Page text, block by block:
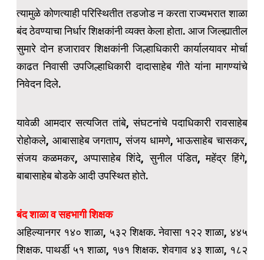
त्यामुळे कोणत्याही परिस्थितीत तडजोड न करता राज्यभरात शाळा
बंद ठेवण्याचा निर्धार शिक्षकांनी व्यक्त केला होता. आज जिल्ह्यातील
सुमारे दोन हजारावर शिक्षकांनी जिल्हाधिकारी कार्यालयावर मोर्चा
काढत निवासी उपजिल्हाधिकारी दादासाहेब गीते यांना मागण्यांचे
निवेदन दिले.
यावेळी आमदार सत्यजित तांबे, संघटनांचे पदाधिकारी रावसाहेब
रोहोकले, आबासाहेब जगताप, संजय धामणे, भाऊसाहेब चासकर,
संजय कळमकर, अप्पासाहेब शिंदे, सुनील पंडित, महेंद्र हिंगे,
बाबासाहेब बोडके आदी उपस्थित होते.
बंद शाळा व सहभागी शिक्षक
अहिल्यानगर १४० शाळा, ५३२ शिक्षक. नेवासा १२२ शाळा, ४४५
शिक्षक. पाथर्डी ५१ शाळा, १७१ शिक्षक. शेवगाव ४३ शाळा, १८२